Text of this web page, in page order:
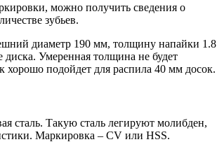
можно получить сведения о
зубьев.
диаметр 190 мм, толщину напайки 1.8
Умеренная толщина не будет
хорошо подойдет для распила 40 мм досок.
сталь. Такую сталь легируют молибден,
Маркировка – CV или HSS.